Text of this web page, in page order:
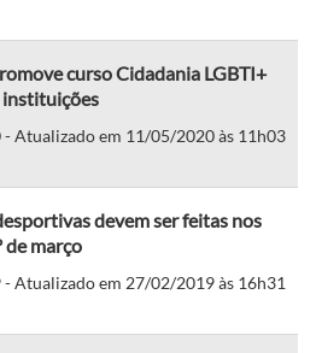
curso Cidadania LGBTI+
instituições
Atualizado em 11/05/2020 às 11h03
devem ser feitas nos
de março
Atualizado em 27/02/2019 às 16h31